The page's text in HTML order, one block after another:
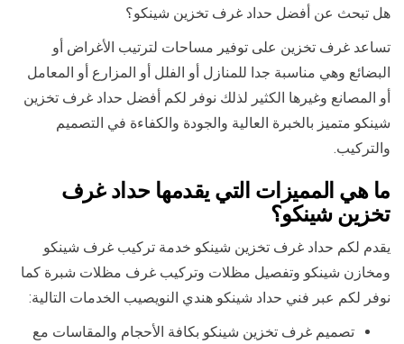
هل تبحث عن أفضل حداد غرف تخزين شينكو؟
تساعد غرف تخزين على توفير مساحات لترتيب الأغراض أو
البضائع وهي مناسبة جدا للمنازل أو الفلل أو المزارع أو المعامل
أو المصانع وغيرها الكثير لذلك نوفر لكم أفضل حداد غرف تخزين
شينكو متميز بالخبرة العالية والجودة والكفاءة في التصميم
والتركيب.
ما هي المميزات التي يقدمها حداد غرف
تخزين شينكو؟
يقدم لكم حداد غرف تخزين شينكو خدمة تركيب غرف شينكو
ومخازن شينكو وتفصيل مظلات وتركيب غرف مظلات شبرة كما
نوفر لكم عبر فني حداد شينكو هندي النويصيب الخدمات التالية:
تصميم غرف تخزين شينكو بكافة الأحجام والمقاسات مع